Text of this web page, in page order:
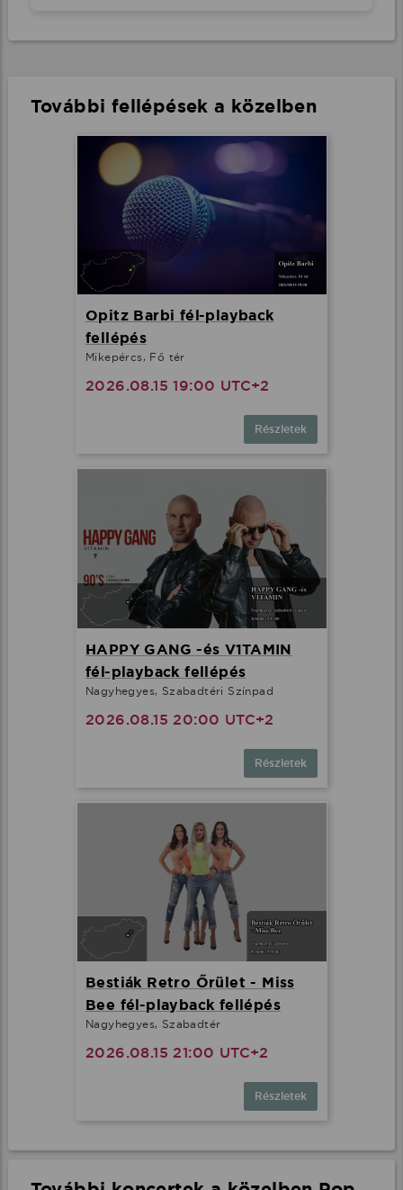
További fellépések a közelben
Opitz Barbi fél-playback
fellépés
Mikepércs, Fő tér
2026.08.15 19:00 UTC+2
Részletek
HAPPY GANG -és V1TAMIN
fél-playback fellépés
Nagyhegyes, Szabadtéri Színpad
2026.08.15 20:00 UTC+2
Részletek
Bestiák Retro Őrület - Miss
Bee fél-playback fellépés
Nagyhegyes, Szabadtér
2026.08.15 21:00 UTC+2
Részletek